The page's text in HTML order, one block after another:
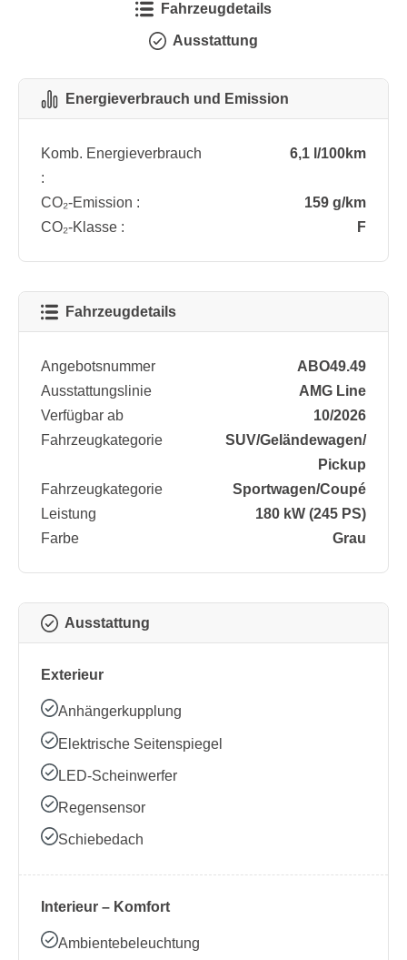
Fahrzeugdetails
Ausstattung
Energieverbrauch und Emission
Komb. Energieverbrauch
:
6,1 l/100km
CO₂-Emission :
159 g/km
CO₂-Klasse :
F
Fahrzeugdetails
Angebotsnummer
ABO49.49
Ausstattungslinie
AMG Line
Verfügbar ab
10/2026
Fahrzeugkategorie
SUV/​Geländewagen/​
Pickup
Fahrzeugkategorie
Sportwagen/​Coupé
Leistung
180 kW (245 PS)
Farbe
Grau
Ausstattung
Exterieur
Anhängerkupplung
Elektrische Seitenspiegel
LED-Scheinwerfer
Regensensor
Schiebedach
Interieur – Komfort
Ambientebeleuchtung